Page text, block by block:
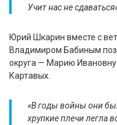
Учит нас не
Юрий Шкарин вместе с
Владимиром Бабиным
округа — Марию
Картавых.
«В годы войны они
хрупкие плечи легла